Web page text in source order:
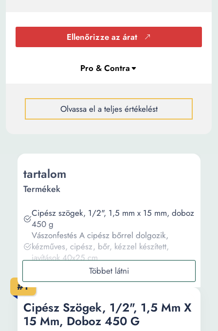
Ellenőrizze az árat
Olvassa el a teljes értékelést
#1
Cipész Szögek, 1/2", 1,5 Mm X
15 Mm, Doboz 450 G
tartalom
Termékek
Cipész szögek, 1/2", 1,5 mm x 15 mm, doboz
450 g
Vászonfestés A cipész bőrrel dolgozik,
kézműves, cipész, bőr, kézzel készített,
javítások 40x25 cm
Vászonfestmény A Cipész Mér és Vágott Bőr
Kézművesség, Cipész, Bőr, Színek, Műhely
40x25cm
Vászonfestés A cipész bőrrel foglalkozik
kézműves, cipész, bőr, kézzel készített,
javítások 90x60cm